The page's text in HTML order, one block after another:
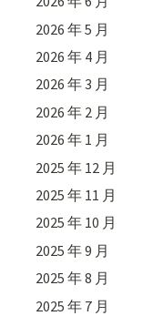
2026 年 5 月
2026 年 4 月
2026 年 3 月
2026 年 2 月
2026 年 1 月
2025 年 12 月
2025 年 11 月
2025 年 10 月
2025 年 9 月
2025 年 8 月
2025 年 7 月